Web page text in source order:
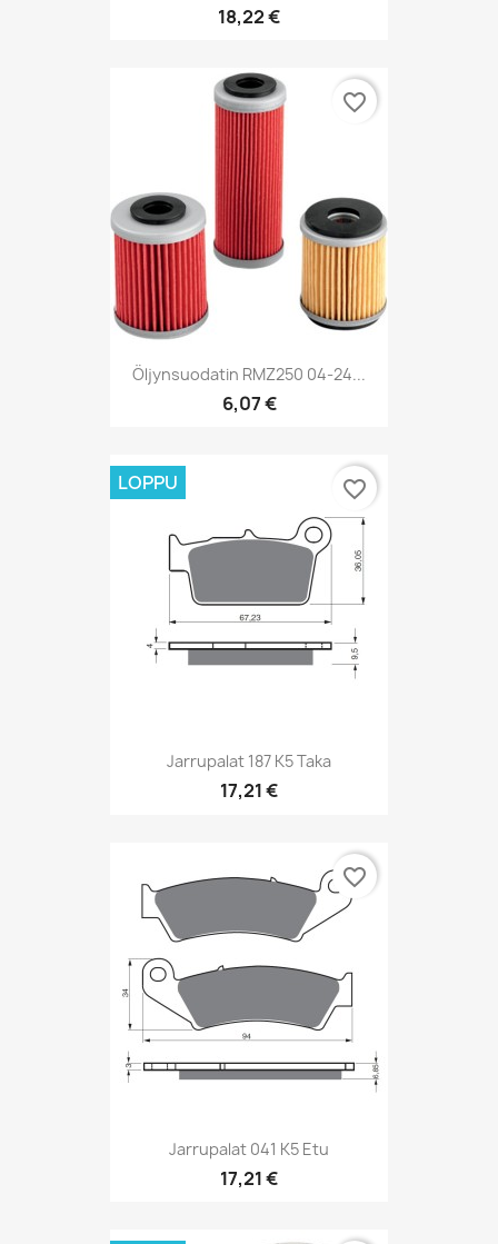
18,22 €
Öljynsuodatin RMZ250 04-24...
6,07 €
favorite_border
Jarrupalat 187 K5 Taka
17,21 €
LOPPU favorite_border
Jarrupalat 041 K5 Etu
17,21 €
favorite_border